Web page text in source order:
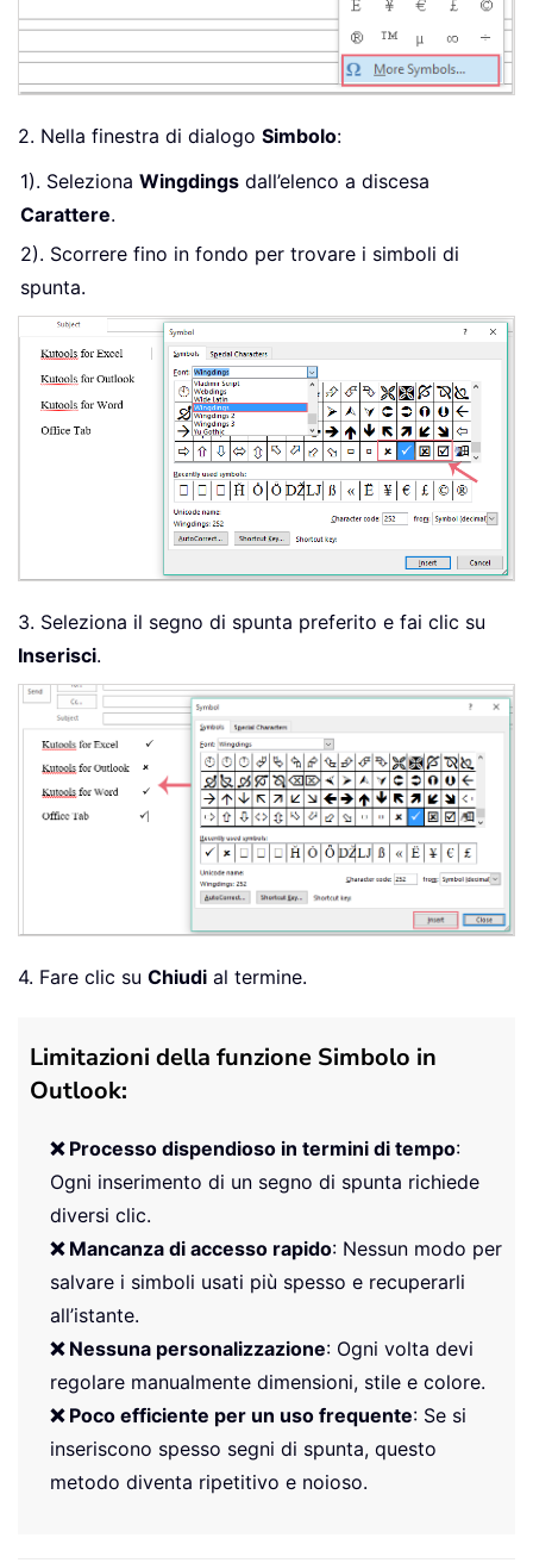
2. Nella finestra di dialogo Simbolo:
1). Seleziona Wingdings dall’elenco a discesa
Carattere.
2). Scorrere fino in fondo per trovare i simboli di
spunta.
3. Seleziona il segno di spunta preferito e fai clic su
Inserisci.
4. Fare clic su Chiudi al termine.
Limitazioni della funzione Simbolo in
Outlook:
❌ Processo dispendioso in termini di tempo:
Ogni inserimento di un segno di spunta richiede
diversi clic.
❌ Mancanza di accesso rapido: Nessun modo per
salvare i simboli usati più spesso e recuperarli
all’istante.
❌ Nessuna personalizzazione: Ogni volta devi
regolare manualmente dimensioni, stile e colore.
❌ Poco efficiente per un uso frequente: Se si
inseriscono spesso segni di spunta, questo
metodo diventa ripetitivo e noioso.